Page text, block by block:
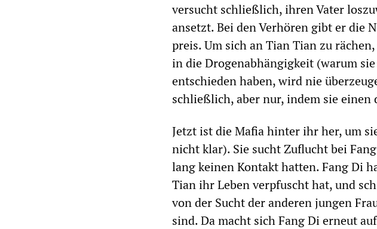
versucht schließlich, ihren Vater
ansetzt. Bei den Verhören gibt er die
preis. Um sich an Tian Tian zu
in die Drogenabhängigkeit (warum
entschieden haben, wird nie
schließlich, aber nur, indem sie einen
Jetzt ist die Mafia hinter ihr her, um
nicht klar). Sie sucht Zuflucht bei
lang keinen Kontakt hatten. Fang Di
Tian ihr Leben verpfuscht hat, und
von der Sucht der anderen jungen
sind. Da macht sich Fang Di erneut